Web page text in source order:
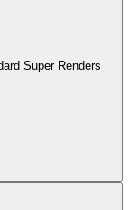
Super Renders